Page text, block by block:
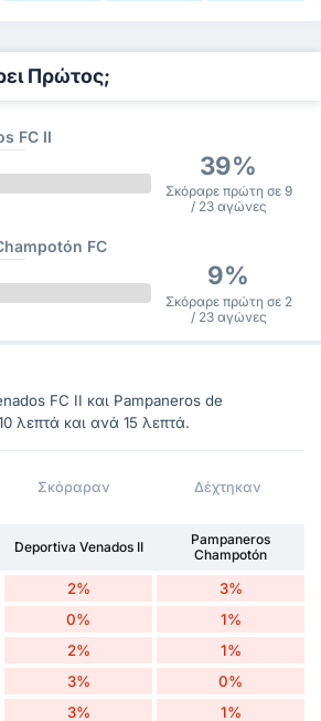
Πρώτος;
FC II
39%
Σκόραρε πρώτη σε 9
/ 23 αγώνες
FC
9%
Σκόραρε πρώτη σε 2
/ 23 αγώνες
FC II και Pampaneros de
λεπτά και ανά 15 λεπτά.
Σκόραραν Δέχτηκαν
Deportiva Venados II
Pampaneros
Champotón
2% 3%
0% 1%
2% 1%
3% 0%
3% 1%